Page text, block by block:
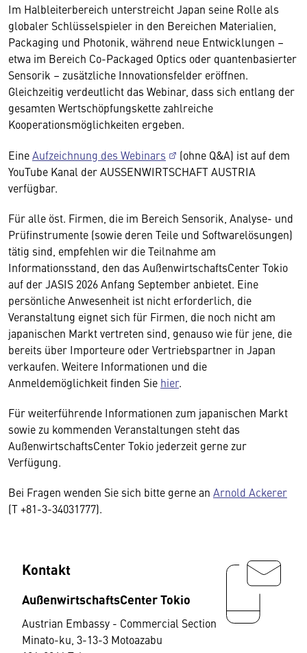
Im Halbleiterbereich unterstreicht Japan seine Rolle als
globaler Schlüsselspieler in den Bereichen Materialien,
Packaging und Photonik, während neue Entwicklungen –
etwa im Bereich Co-Packaged Optics oder quantenbasierter
Sensorik – zusätzliche Innovationsfelder eröffnen.
Gleichzeitig verdeutlicht das Webinar, dass sich entlang der
gesamten Wertschöpfungskette zahlreiche
Kooperationsmöglichkeiten ergeben.
EineAufzeichnung des Webinars
(ohne Q&A) ist auf dem
YouTube Kanal der AUSSENWIRTSCHAFT AUSTRIA
verfügbar.
Für alle öst. Firmen, die im Bereich Sensorik, Analyse- und
Prüfinstrumente (sowie deren Teile und Softwarelösungen)
tätig sind, empfehlen wir die Teilnahme am
Informationsstand, den das AußenwirtschaftsCenter Tokio
auf der JASIS 2026 Anfang September anbietet. Eine
persönliche Anwesenheit ist nicht erforderlich, die
Veranstaltung eignet sich für Firmen, die noch nicht am
japanischen Markt vertreten sind, genauso wie für jene, die
bereits über Importeure oder Vertriebspartner in Japan
verkaufen. Weitere Informationen und die
Anmeldemöglichkeit finden Sie hier.
Für weiterführende Informationen zum japanischen Markt
sowie zu kommenden Veranstaltungen steht das
AußenwirtschaftsCenter Tokio jederzeit gerne zur
Verfügung.
Bei Fragen wenden Sie sich bitte gerne an Arnold Ackerer
(T +81-3-34031777).
Kontakt
AußenwirtschaftsCenter Tokio
Austrian Embassy - Commercial Section
Minato-ku, 3-13-3 Motoazabu